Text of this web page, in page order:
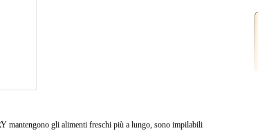
mantengono gli alimenti freschi più a lungo, sono impilabili